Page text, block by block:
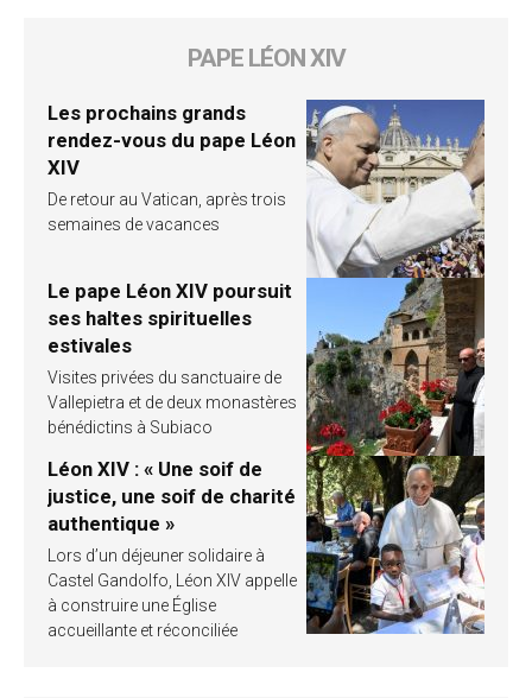
PAPE LÉON XIV
Les prochains grands
rendez-vous du pape Léon
XIV
De retour au Vatican, après trois
semaines de vacances
Le pape Léon XIV poursuit
ses haltes spirituelles
estivales
Visites privées du sanctuaire de
Vallepietra et de deux monastères
bénédictins à Subiaco
Léon XIV : « Une soif de
justice, une soif de charité
authentique »
Lors d’un déjeuner solidaire à
Castel Gandolfo, Léon XIV appelle
à construire une Église
accueillante et réconciliée